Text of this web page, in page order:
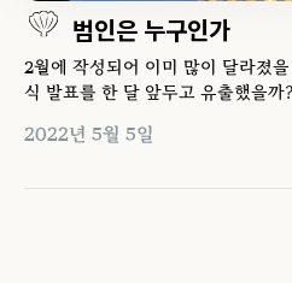
범인은 누구인가
2월에 작성되어 이미 많이 달라졌
식 발표를 한 달 앞두고 유출했을까?
2022년 5월 5일